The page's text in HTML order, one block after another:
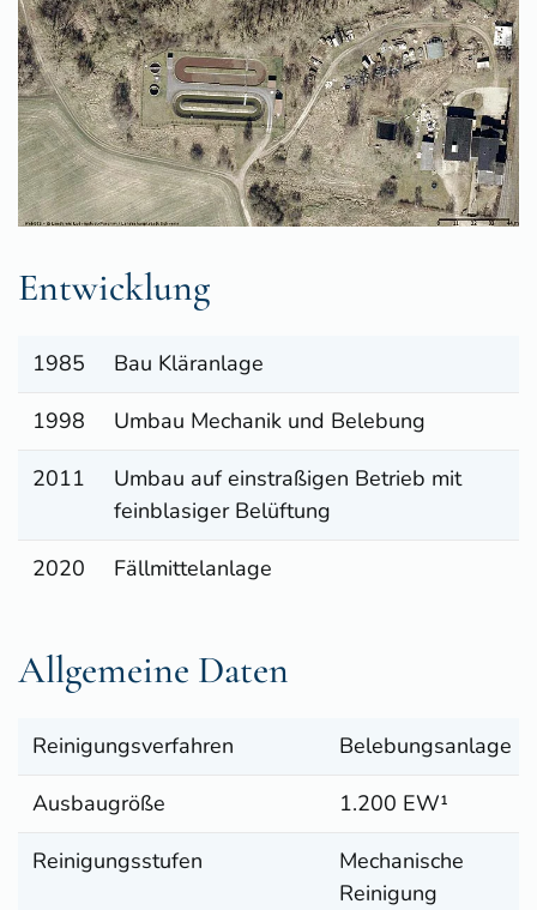
Entwicklung
1985
Bau Kläranlage
1998
Umbau Mechanik und Belebung
2011
Umbau auf einstraßigen Betrieb mit
feinblasiger Belüftung
2020
Fällmittelanlage
Allgemeine Daten
Reinigungsverfahren
Belebungsanlage
Ausbaugröße
1.200 EW¹
Reinigungsstufen
Mechanische
Reinigung